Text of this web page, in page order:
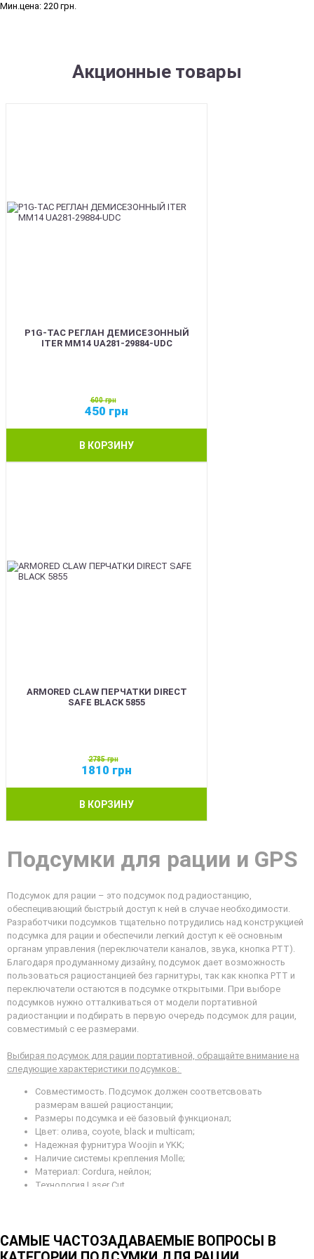
Мин.цена: 220 грн.
Акционные товары
P1G-TAC РЕГЛАН ДЕМИСЕЗОННЫЙ
ITER ММ14 UA281-29884-UDC
600грн
450 грн
В КОРЗИНУ
ARMORED CLAW ПЕРЧАТКИ DIRECT
SAFE BLACK 5855
2785грн
1810 грн
В КОРЗИНУ
Подсумки для рации и GPS
Подсумок для рации – это подсумок под радиостанцию,
обеспецивающий быстрый доступ к ней в случае необходимости.
Разработчики подсумков тщательно потрудились над конструкцией
подсумка для рации и обеспечили легкий доступ к её основным
органам управления (переключатели каналов, звука, кнопка РТТ).
Благодаря продуманному дизайну, подсумок дает возможность
пользоваться рациостанцией без гарнитуры, так как кнопка РТТ и
переключатели остаются в подсумке открытыми. При выборе
подсумков нужно отталкиваться от модели портативной
радиостанции и подбирать в первую очередь подсумок для рации,
совместимый с ее размерами.
Выбирая подсумок для рации портативной, обращайте внимание на
следующие характеристики подсумков:
Совместимость. Подсумок должен соответсвовать
размерам вашей рациостанции;
Размеры подсумка и её базовый функционал;
Цвет: олива, coyote, black и multicam;
Надежная фурнитура Woojin и YKK;
Наличие системы крепления Molle;
Материал: Cordura, нейлон;
Технология Laser Cut.
В интернет-магазине Agressor Вы можете приобрести подсумок Molle
для рациостанции от известных производителей A-line, M-Tac. Также
САМЫЕ ЧАСТОЗАДАВАЕМЫЕ ВОПРОСЫ В